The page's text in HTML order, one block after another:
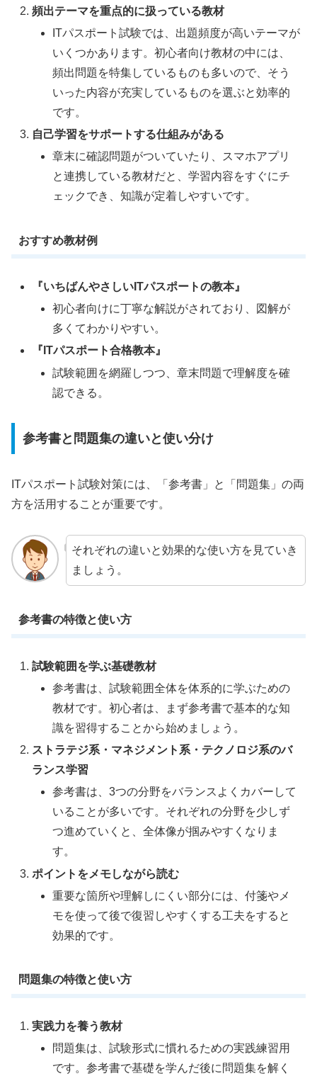
頻出テーマを重点的に扱っている教材
ITパスポート試験では、出題頻度が高いテーマが
いくつかあります。初心者向け教材の中には、
頻出問題を特集しているものも多いので、そう
いった内容が充実しているものを選ぶと効率的
です。
自己学習をサポートする仕組みがある
章末に確認問題がついていたり、スマホアプリ
と連携している教材だと、学習内容をすぐにチ
ェックでき、知識が定着しやすいです。
おすすめ教材例
『いちばんやさしいITパスポートの教本』
初心者向けに丁寧な解説がされており、図解が
多くてわかりやすい。
『ITパスポート合格教本』
試験範囲を網羅しつつ、章末問題で理解度を確
認できる。
参考書と問題集の違いと使い分け
ITパスポート試験対策には、「参考書」と「問題集」の両
方を活用することが重要です。
それぞれの違いと効果的な使い方を見ていき
ましょう。
参考書の特徴と使い方
試験範囲を学ぶ基礎教材
参考書は、試験範囲全体を体系的に学ぶための
教材です。初心者は、まず参考書で基本的な知
識を習得することから始めましょう。
ストラテジ系・マネジメント系・テクノロジ系のバ
ランス学習
参考書は、3つの分野をバランスよくカバーして
いることが多いです。それぞれの分野を少しず
つ進めていくと、全体像が掴みやすくなりま
す。
ポイントをメモしながら読む
重要な箇所や理解しにくい部分には、付箋やメ
モを使って後で復習しやすくする工夫をすると
効果的です。
問題集の特徴と使い方
実践力を養う教材
問題集は、試験形式に慣れるための実践練習用
です。参考書で基礎を学んだ後に問題集を解く